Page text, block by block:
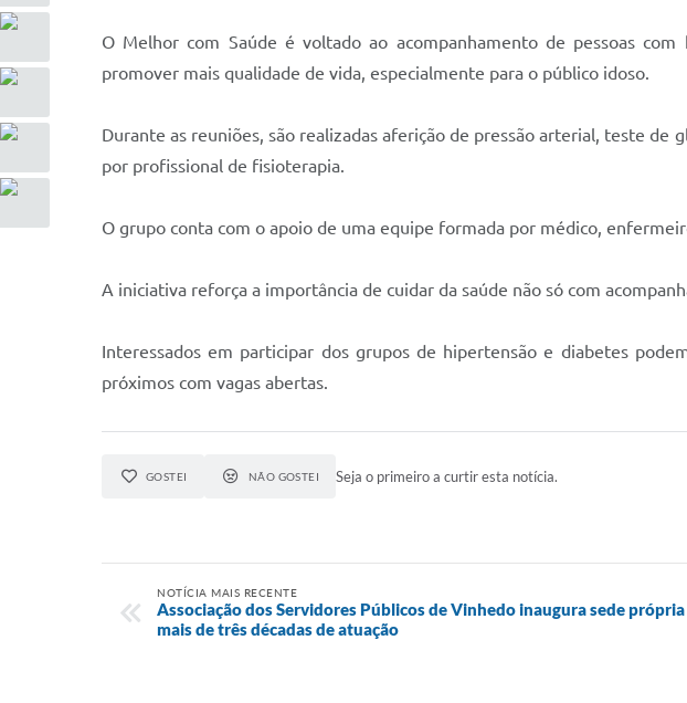
O Melhor com Saúde é voltado ao acompanhamento de pessoas
promover mais qualidade de vida, especialmente para o público idoso.
Durante as reuniões, são realizadas aferição de pressão arterial, teste
por profissional de fisioterapia.
O grupo conta com o apoio de uma equipe formada por médico,
A iniciativa reforça a importância de cuidar da saúde não só com
Interessados em participar dos grupos de hipertensão e diabetes
próximos com vagas abertas.
GOSTEI NÃO GOSTEI Seja o primeiro a curtir esta notícia.
NOTÍCIA MAIS RECENTE
Associação dos Servidores Públicos de Vinhedo inaugura sede
mais de três décadas de atuação